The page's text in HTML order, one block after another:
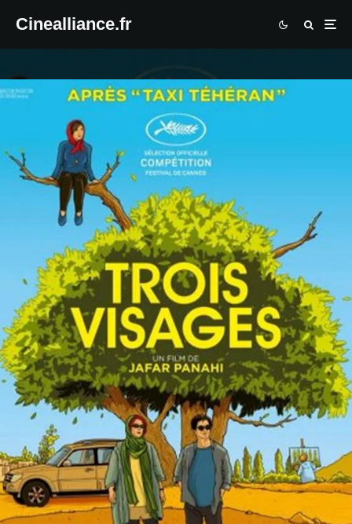
Cinealliance.fr